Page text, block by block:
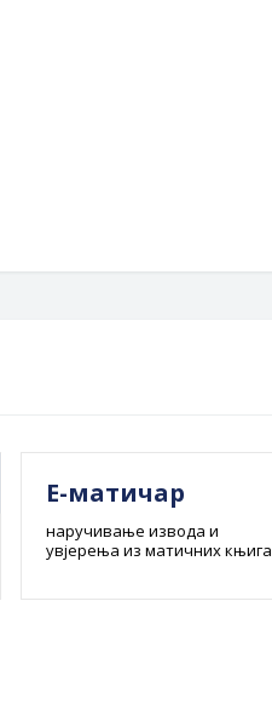
Е-матичар
наручивање извода и
увјерења из матичних књига